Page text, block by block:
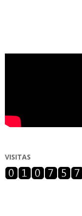
VISITAS